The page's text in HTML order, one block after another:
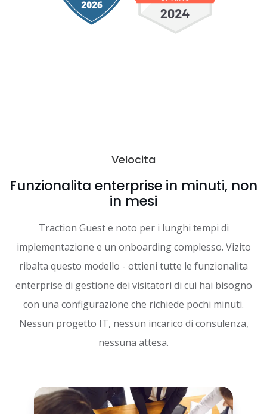
Velocita
Funzionalita enterprise in minuti, non
in mesi
Traction Guest e noto per i lunghi tempi di
implementazione e un onboarding complesso. Vizito
ribalta questo modello - ottieni tutte le funzionalita
enterprise di gestione dei visitatori di cui hai bisogno
con una configurazione che richiede pochi minuti.
Nessun progetto IT, nessun incarico di consulenza,
nessuna attesa.